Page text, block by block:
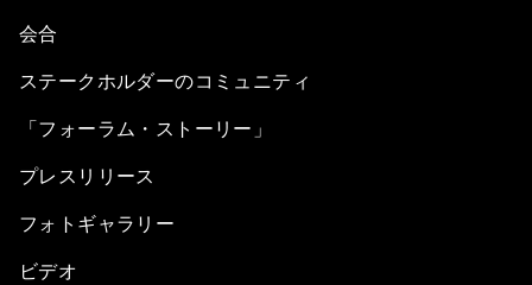
会合
ステークホルダーのコミュニティ
「フォーラム・ストーリー」
プレスリリース
フォトギャラリー
ビデオ